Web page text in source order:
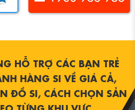
HỖ TRỢ CÁC BẠN TRẺ
HÀNG SI VỀ GIÁ CẢ,
ĐỒ SI, CÁCH CHỌN SẢN
TỪNG KHU VỰC